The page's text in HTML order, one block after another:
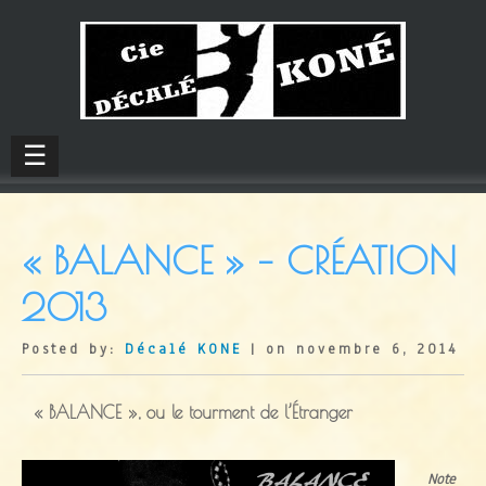
☰
« BALANCE » – CRÉATION
2013
Posted by: Décalé KONE | on novembre 6, 2014
« BALANCE », ou le tourment de l’Étranger
Note